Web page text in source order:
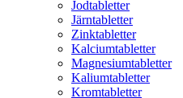
Jodtabletter
Järntabletter
Zinktabletter
Kalciumtabletter
Magnesiumtabletter
Kaliumtabletter
Kromtabletter